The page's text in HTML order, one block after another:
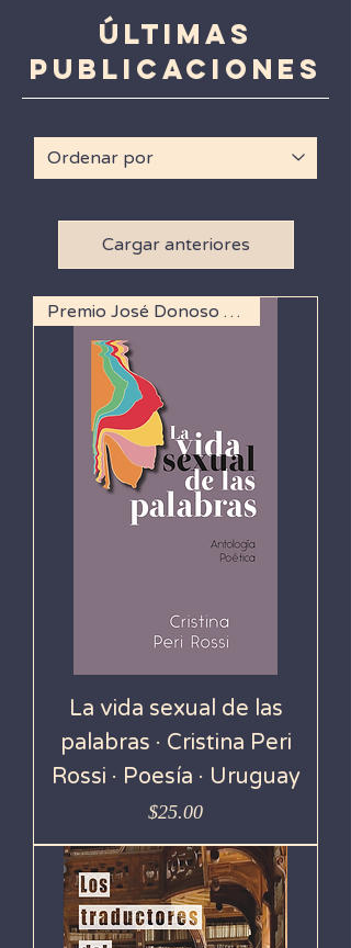
​Últimas
Publicaciones
Cargar anteriores
Premio José Donoso 2019
La vida sexual de las
palabras · Cristina Peri
Rossi · Poesía · Uruguay
Precio
$25.00